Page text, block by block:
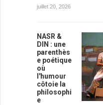
juillet 20, 2026
NASR &
DIN : une
parenthès
e poétique
où
l'humour
côtoie la
philosophi
e